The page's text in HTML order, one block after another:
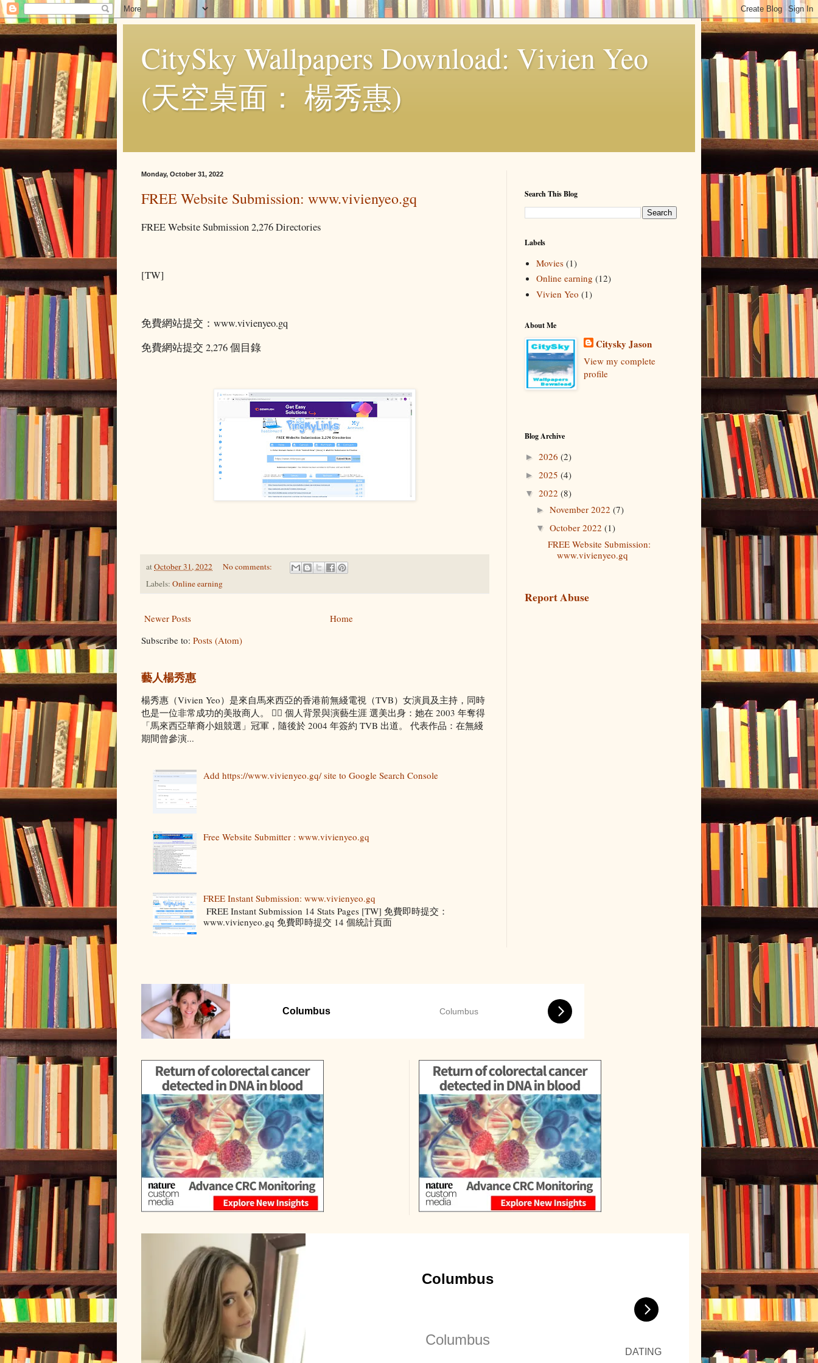
CitySky Wallpapers Download: Vivien Yeo
(天空桌面： 楊秀惠)
Monday, October 31, 2022
FREE Website Submission: www.vivienyeo.gq
FREE Website Submission 2,276 Directories
[TW]
免費網站提交：www.vivienyeo.gq
免費網站提交 2,276 個目錄
atOctober 31, 2022
No comments:
Labels: Online earning
Newer Posts
Home
Subscribe to: Posts (Atom)
藝人楊秀惠
楊秀惠（Vivien Yeo）是來自馬來西亞的香港前無綫電視（TVB）女演員及主持，同時
也是一位非常成功的美妝商人。 🙋‍♀️ 個人背景與演藝生涯 選美出身：她在 2003 年奪得
「馬來西亞華裔小姐競選」冠軍，隨後於 2004 年簽約 TVB 出道。 代表作品：在無綫
期間曾參演...
Add https://www.vivienyeo.gq/ site to Google Search Console
Free Website Submitter : www.vivienyeo.gq
FREE Instant Submission: www.vivienyeo.gq
FREE Instant Submission 14 Stats Pages [TW] 免費即時提交：
www.vivienyeo.gq 免費即時提交 14 個統計頁面
Search This Blog
Labels
Movies (1)
Online earning (12)
Vivien Yeo (1)
About Me
Citysky Jason
View my complete
profile
Blog Archive
► 2026 (2)
► 2025 (4)
▼ 2022 (8)
► November 2022 (7)
▼ October 2022 (1)
FREE Website Submission:
www.vivienyeo.gq
Report Abuse